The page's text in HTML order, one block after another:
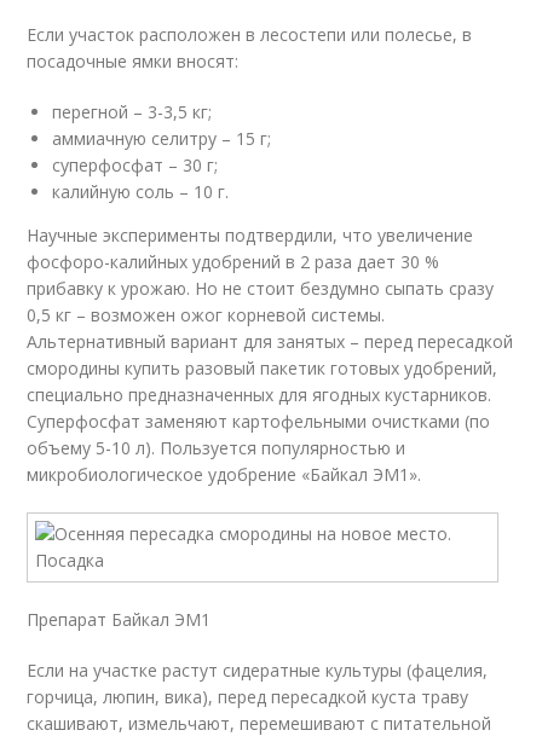
Если участок расположен в лесостепи или полесье, в
посадочные ямки вносят:
перегной – 3-3,5 кг;
аммиачную селитру – 15 г;
суперфосфат – 30 г;
калийную соль – 10 г.
Научные эксперименты подтвердили, что увеличение
фосфоро-калийных удобрений в 2 раза дает 30 %
прибавку к урожаю. Но не стоит бездумно сыпать сразу
0,5 кг – возможен ожог корневой системы.
Альтернативный вариант для занятых – перед пересадкой
смородины купить разовый пакетик готовых удобрений,
специально предназначенных для ягодных кустарников.
Суперфосфат заменяют картофельными очистками (по
объему 5-10 л). Пользуется популярностью и
микробиологическое удобрение «Байкал ЭМ1».
Препарат Байкал ЭМ1
Если на участке растут сидератные культуры (фацелия,
горчица, люпин, вика), перед пересадкой куста траву
скашивают, измельчают, перемешивают с питательной